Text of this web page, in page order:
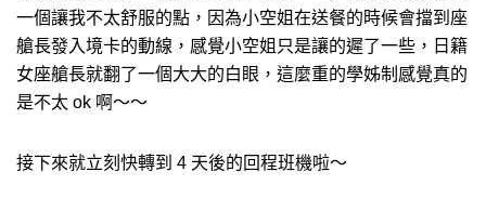
一個讓我不太舒服的點，因為小空姐在送餐的時候會擋到座
艙長發入境卡的動線，感覺小空姐只是讓的遲了一些，日籍
女座艙長就翻了一個大大的白眼，這麼重的學姊制感覺真的
是不太 ok 啊～～
接下來就立刻快轉到 4 天後的回程班機啦～